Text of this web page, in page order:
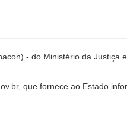
- do Ministério da Justiça
que fornece ao Estado